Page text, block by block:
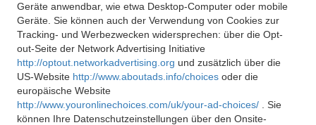
Geräte anwendbar, wie etwa Desktop-Computer oder mobile
Geräte. Sie können auch der Verwendung von Cookies zur
Tracking- und Werbezwecken widersprechen: über die Opt-
out-Seite der Network Advertising Initiative
http://optout.networkadvertising.org und zusätzlich über die
US-Website http://www.aboutads.info/choices oder die
europäische Website
http://www.youronlinechoices.com/uk/your-ad-choices/
. Sie
können Ihre Datenschutzeinstellungen über den Onsite-